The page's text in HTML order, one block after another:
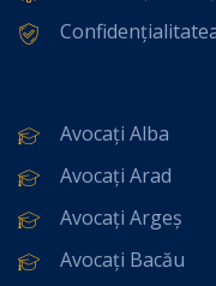
Avocați Alba
Avocați Arad
Avocați Argeș
Avocați Bacău